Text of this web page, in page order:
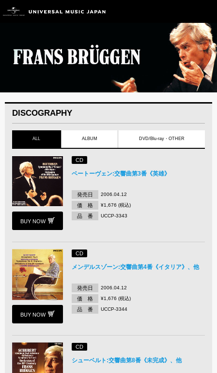
DISCOGRAPHY
ALL ALBUM DVD/Blu-ray・OTHER
BUY NOW
CD
ベートーヴェン:交響曲第3番《英雄》
発売日 2006.04.12
価 格 ¥1,676 (税込)
品 番 UCCP-3343
BUY NOW
CD
メンデルスゾーン:交響曲第4番《イタリア》、他
発売日 2006.04.12
価 格 ¥1,676 (税込)
品 番 UCCP-3344
CD
シューベルト:交響曲第8番《未完成》、他